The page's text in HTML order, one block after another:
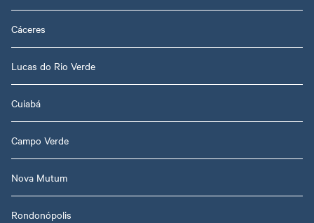
Cáceres
Lucas do Rio Verde
Cuiabá
Campo Verde
Nova Mutum
Rondonópolis